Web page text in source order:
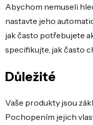
Abychom nemuseli
nastavte jeho
jak často potřebujete
specifikujte, jak často
Důležité
Vaše produkty jsou
Pochopením jejich